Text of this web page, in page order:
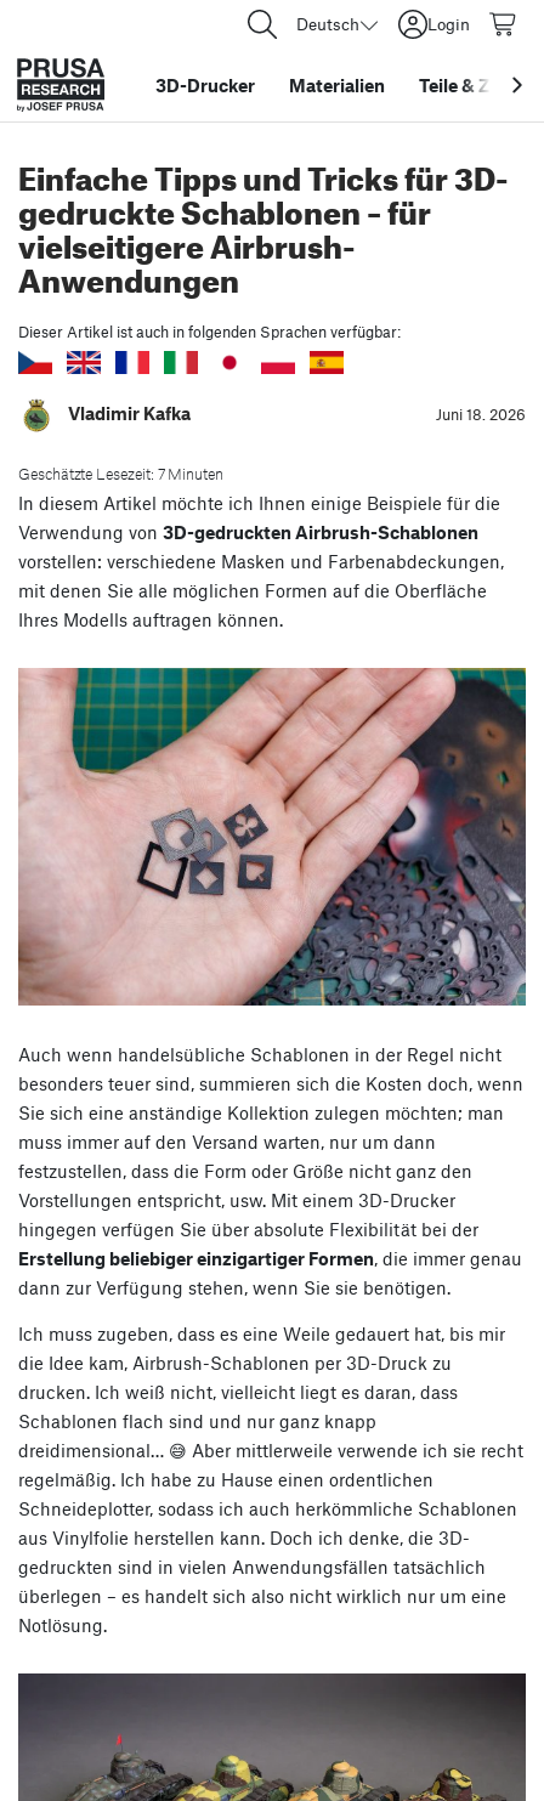
Deutsch Login
3D-Drucker Materialien Teile&
Einfache Tipps und Tricks für 3D-
gedruckte Schablonen – für
vielseitigere Airbrush-
Anwendungen
Dieser Artikel ist auch in folgenden Sprachen verfügbar:
Vladimir Kafka Juni 18. 2026
Geschätzte Lesezeit: 7 Minuten
In diesem Artikel möchte ich Ihnen einige Beispiele für die
Verwendung von 3D-gedruckten Airbrush-Schablonen
vorstellen: verschiedene Masken und Farbenabdeckungen,
mit denen Sie alle möglichen Formen auf die Oberfläche
Ihres Modells auftragen können.
Auch wenn handelsübliche Schablonen in der Regel nicht
besonders teuer sind, summieren sich die Kosten doch, wenn
Sie sich eine anständige Kollektion zulegen möchten; man
muss immer auf den Versand warten, nur um dann
festzustellen, dass die Form oder Größe nicht ganz den
Vorstellungen entspricht, usw. Mit einem 3D-Drucker
hingegen verfügen Sie über absolute Flexibilität bei der
Erstellung beliebiger einzigartiger Formen, die immer genau
dann zur Verfügung stehen, wenn Sie sie benötigen.
Ich muss zugeben, dass es eine Weile gedauert hat, bis mir
die Idee kam, Airbrush-Schablonen per 3D-Druck zu
drucken. Ich weiß nicht, vielleicht liegt es daran, dass
Schablonen flach sind und nur ganz knapp
dreidimensional… 😅 Aber mittlerweile verwende ich sie recht
regelmäßig. Ich habe zu Hause einen ordentlichen
Schneideplotter, sodass ich auch herkömmliche Schablonen
aus Vinylfolie herstellen kann. Doch ich denke, die 3D-
gedruckten sind in vielen Anwendungsfällen tatsächlich
überlegen – es handelt sich also nicht wirklich nur um eine
Notlösung.